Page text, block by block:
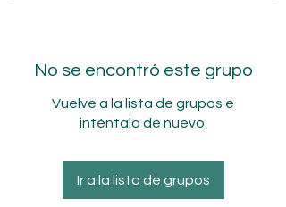
No se encontró este grupo
Vuelve a la lista de grupos e
inténtalo de nuevo.
Ir a la lista de grupos